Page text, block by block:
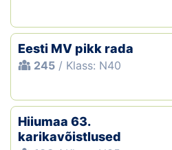
Eesti MV pikk rada
245 / Klass: N40
Hiiumaa 63.
karikavõistlused